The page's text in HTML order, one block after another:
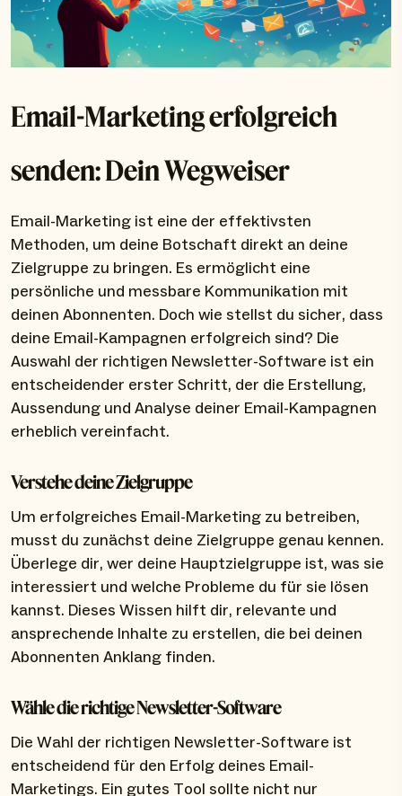
Email-Marketing erfolgreich
senden: Dein Wegweiser
Email-Marketing ist eine der effektivsten
Methoden, um deine Botschaft direkt an deine
Zielgruppe zu bringen. Es ermöglicht eine
persönliche und messbare Kommunikation mit
deinen Abonnenten. Doch wie stellst du sicher, dass
deine Email-Kampagnen erfolgreich sind? Die
Auswahl der richtigen Newsletter-Software ist ein
entscheidender erster Schritt, der die Erstellung,
Aussendung und Analyse deiner Email-Kampagnen
erheblich vereinfacht.
Verstehe deine Zielgruppe
Um erfolgreiches Email-Marketing zu betreiben,
musst du zunächst deine Zielgruppe genau kennen.
Überlege dir, wer deine Hauptzielgruppe ist, was sie
interessiert und welche Probleme du für sie lösen
kannst. Dieses Wissen hilft dir, relevante und
ansprechende Inhalte zu erstellen, die bei deinen
Abonnenten Anklang finden.
Wähle die richtige Newsletter-Software
Die Wahl der richtigen Newsletter-Software ist
entscheidend für den Erfolg deines Email-
Marketings. Ein gutes Tool sollte nicht nur